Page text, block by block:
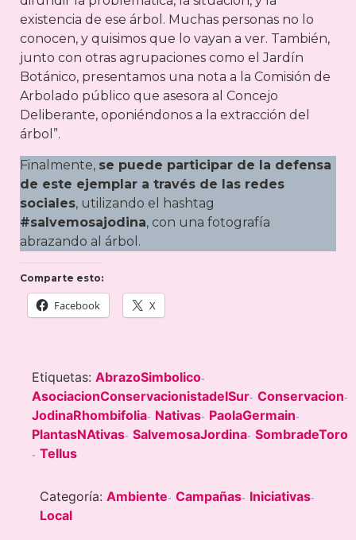
existencia de ese árbol. Muchas personas no lo
conocen, y quisimos que lo vayan a ver. También,
junto con otras agrupaciones como el Jardín
Botánico, presentamos una nota a la Comisión de
Arbolado público que asesora al Concejo
Deliberante, oponiéndonos a la extracción del
árbol”.
Finalmente, se puede participar de la defensa
de este ejemplar a través de las redes
sociales, utilizando el hashtag
#salvemosajodina, con una fotografía
abrazando al árbol.
Comparte esto:
Facebook X
Etiquetas: AbrazoSimbolico-
AsociacionConservacionistadelSur- Conservacion-
JodinaRhombifolia- Nativas- PaolaGermain-
PlantasNAtivas- SalvemosaJordina- SombradeToro
- Tellus
Categoría: Ambiente- Campañas- Iniciativas-
Local